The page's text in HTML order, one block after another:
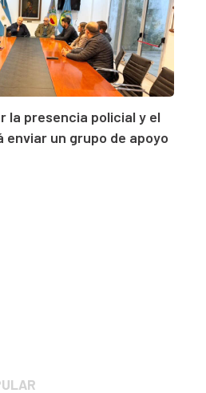
la presencia policial y el
enviar un grupo de apoyo